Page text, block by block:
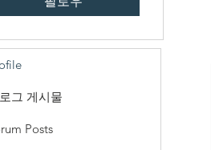
그 게시물
Posts